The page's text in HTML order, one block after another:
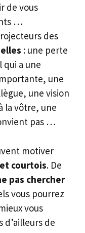
de vous
…
des
: une perte
a une
une
une vision
la vôtre, une
pas …
motiver
courtois. De
pas chercher
vous pourrez
vous
d’ailleurs de